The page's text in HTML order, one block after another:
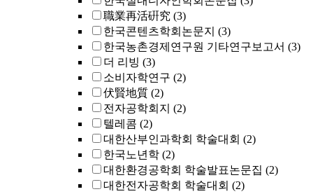
職業再活硏究 (3)
한국콘텐츠학회논문지 (3)
한국농촌경제연구원 기타연구보고서 (3)
더 리빙 (3)
소비자학연구 (2)
伏賢地質 (2)
전자공학회지 (2)
텔레콤 (2)
대한산부인과학회 학술대회 (2)
한국노년학 (2)
대한환경공학회 학술발표논문집 (2)
대한전자공학회 학술대회 (2)